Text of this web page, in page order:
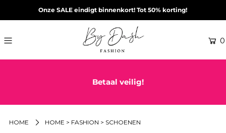
Onze SALE eindigt binnenkort! Tot 50% korting!
0
Betaal veilig!
HOME HOME > FASHION > SCHOENEN